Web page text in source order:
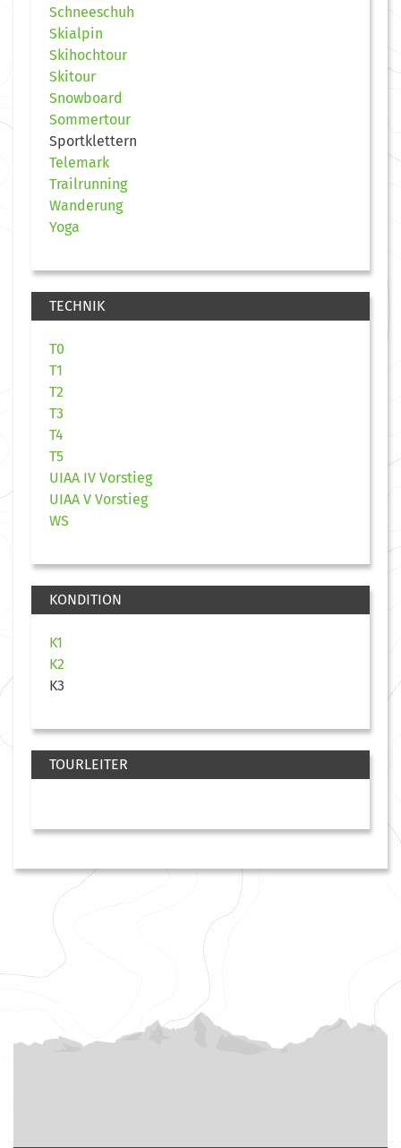
Schneeschuh
Skialpin
Skihochtour
Skitour
Snowboard
Sommertour
Sportklettern
Telemark
Trailrunning
Wanderung
Yoga
TECHNIK
T0
T1
T2
T3
T4
T5
UIAA IV Vorstieg
UIAA V Vorstieg
WS
KONDITION
K1
K2
K3
TOURLEITER